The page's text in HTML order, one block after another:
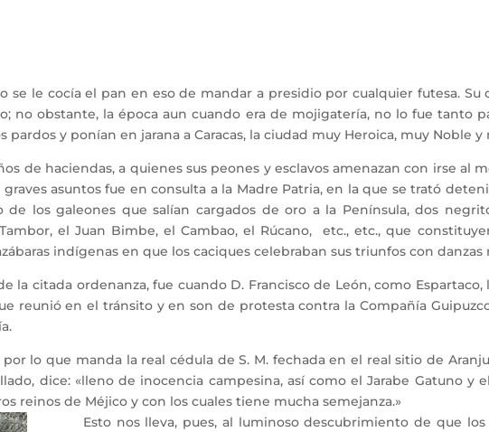
se le cocía el pan en eso de mandar a presidio por cualquier futesa.
no obstante, la época aun cuando era de mojigatería, no lo fue tanto
y ponían en jarana a Caracas, la ciudad muy Heroica, muy Noble y
de haciendas, a quienes sus peones y esclavos amenazan con irse al
asuntos fue en consulta a la Madre Patria, en la que se trató
los galeones que salían cargados de oro a la Península, dos
el Juan Bimbe, el Cambao, el Rúcano, etc., etc., que
indígenas en que los caciques celebraban sus triunfos con
citada ordenanza, fue cuando D. Francisco de León, como
reunió en el tránsito y en son de protesta contra la Compañía
lo que manda la real cédula de S. M. fechada en el real sitio de
dice: «lleno de inocencia campesina, así como el Jarabe Gatuno y
reinos de Méjico y con los cuales tiene mucha semejanza.»
Esto nos lleva, pues, al luminoso descubrimiento de que los